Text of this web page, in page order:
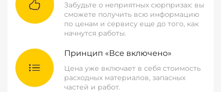
Забудьте о неприятных сюрпризах: вы
сможете получить всю информацию
по ценам и сервису еще до того, как
начнутся работы.
Принцип «Все включено»
Цена уже включает в себя стоимость
расходных материалов, запасных
частей и работ.